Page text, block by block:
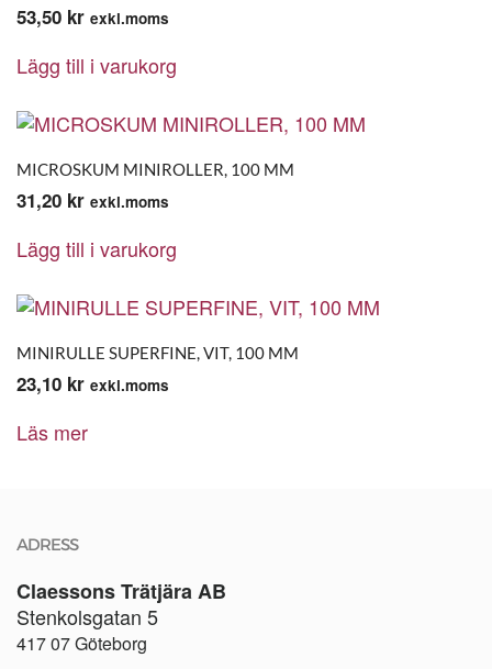
53,50 kr exkl.moms
Lägg till i varukorg
MICROSKUM MINIROLLER, 100 MM
31,20 kr exkl.moms
Lägg till i varukorg
MINIRULLE SUPERFINE, VIT, 100 MM
23,10 kr exkl.moms
Läs mer
ADRESS
Claessons Trätjära AB
Stenkolsgatan 5
417 07 Göteborg